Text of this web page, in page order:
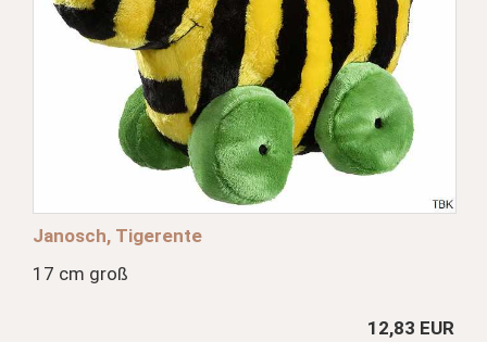
Janosch, Tigerente
17 cm groß
12,83 EUR